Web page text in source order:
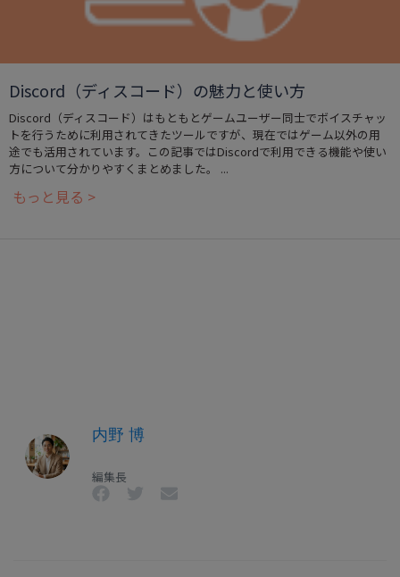
Discord（ディスコード）の魅力と使い方
Discord（ディスコード）はもともとゲームユーザー同士でボイスチャッ
トを行うために利用されてきたツールですが、現在ではゲーム以外の用
途でも活用されています。この記事ではDiscordで利用できる機能や使い
方について分かりやすくまとめました。 ...
もっと見る >
内野 博
編集長